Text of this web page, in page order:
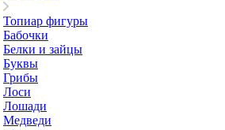
Топиар фигуры
Бабочки
Белки и зайцы
Буквы
Грибы
Лоси
Лошади
Медведи